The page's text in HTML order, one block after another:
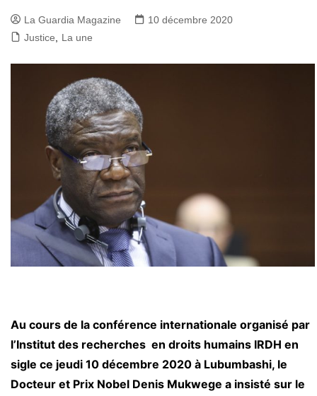
La Guardia Magazine
10 décembre 2020
Justice
La une
Au cours de la conférence internationale organisé par
l’Institut des recherches en droits humains IRDH en
sigle ce jeudi 10 décembre 2020 à Lubumbashi, le
Docteur et Prix Nobel Denis Mukwege a insisté sur le